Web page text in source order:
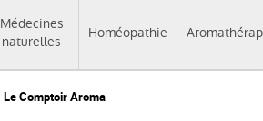
Médecines
naturelles
Homéopathie
Le Comptoir Aroma